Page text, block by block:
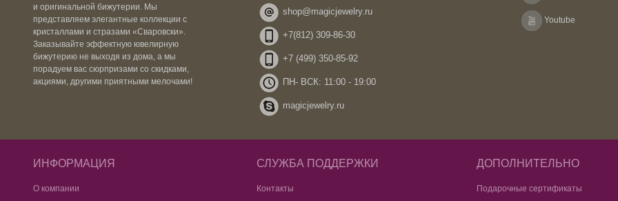
и оригинальной бижутерии. Мы
представляем элегантные коллекции с
кристаллами и стразами «Сваровски».
Заказывайте эффектную ювелирную
бижутерию не выходя из дома, а мы
порадуем вас сюрпризами со скидками,
акциями, другими приятными мелочами!
shop@magicjewelry.ru
+7(812) 309-86-30
+7 (499) 350-85-92
ПН- ВСК: 11:00 - 19:00
magicjewelry.ru
Youtube
ИНФОРМАЦИЯ
О компании
СЛУЖБА ПОДДЕРЖКИ
Контакты
ДОПОЛНИТЕЛЬНО
Подарочные сертификаты